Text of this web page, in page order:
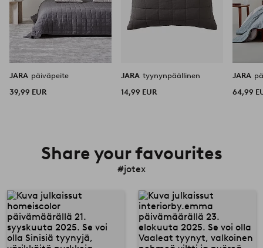
JARA päiväpeite
39,99 EUR
JARA tyynynpäällinen
14,99 EUR
JARA
64,99
Share your favourites
#jotex